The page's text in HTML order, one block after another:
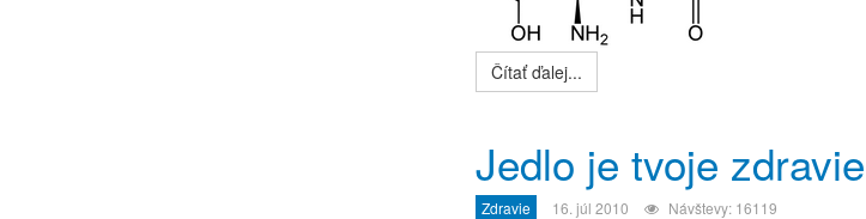
Čítať ďalej...
Jedlo je tvoje zdravie
Zdravie 16. júl 2010 Návštevy: 16119